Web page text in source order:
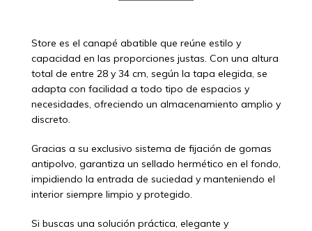
Store es el canapé abatible que reúne estilo y
capacidad en las proporciones justas. Con una altura
total de entre 28 y 34 cm, según la tapa elegida, se
adapta con facilidad a todo tipo de espacios y
necesidades, ofreciendo un almacenamiento amplio y
discreto.
Gracias a su exclusivo sistema de fijación de gomas
antipolvo, garantiza un sellado hermético en el fondo,
impidiendo la entrada de suciedad y manteniendo el
interior siempre limpio y protegido.
Si buscas una solución práctica, elegante y